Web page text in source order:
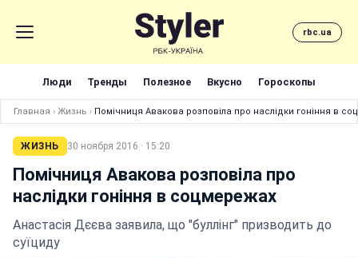
rbc.ua
Люди Тренды Полезное Вкусно Гороскопы
Главная › Жизнь › Помічниця Авакова розповіла про наслідки гоніння в
ЖИЗНЬ 30 ноября 2016 · 15:20
Помічниця Авакова розповіла про
наслідки гоніння в соцмережах
Анастасія Дєєва заявила, що "буллінг" призводить до
суїциду